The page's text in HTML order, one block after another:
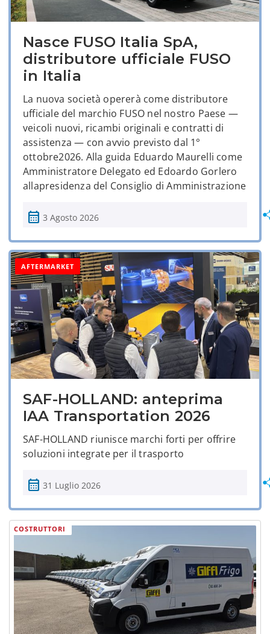
Nasce FUSO Italia SpA,
distributore ufficiale FUSO
in Italia
La nuova società opererà come distributore
ufficiale del marchio FUSO nel nostro Paese —
veicoli nuovi, ricambi originali e contratti di
assistenza — con avvio previsto dal 1°
ottobre2026. Alla guida Eduardo Maurelli come
Amministratore Delegato ed Edoardo Gorlero
allapresidenza del Consiglio di Amministrazione
calendar_month 3 Agosto 2026
AFTERMARKET
SAF-HOLLAND: anteprima
IAA Transportation 2026
SAF-HOLLAND riunisce marchi forti per offrire
soluzioni integrate per il trasporto
calendar_month 31 Luglio 2026
COSTRUTTORI